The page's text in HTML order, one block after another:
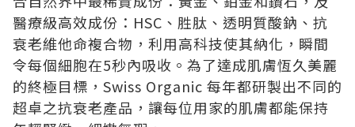
醫療級高效成份：HSC、胜肽、透明質酸鈉、抗
衰老維他命複合物，利用高科技使其納化，瞬間
令每個細胞在5秒內吸收。為了達成肌膚恆久美麗
的終極目標， Swiss Organic 每年都研製出不同的
超卓之抗衰老產品，讓每位用家的肌膚都能保持